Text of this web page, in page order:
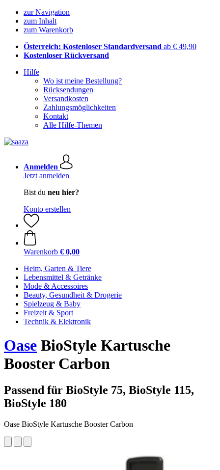
zur Navigation
zum Inhalt
zum Warenkorb
Österreich: Kostenloser Standardversand ab € 49,90
Kostenloser Rückversand
Hilfe
Wo ist meine Bestellung?
Rücksendungen
Versandkosten
Zahlungsmöglichkeiten
Kontakt
Alle Hilfe-Themen
Anmelden
Jetzt anmelden
Bist du neu hier?
Konto erstellen
Warenkorb € 0,00
Heim, Garten & Tiere
Lebensmittel & Getränke
Mode & Accessoires
Beauty, Gesundheit & Drogerie
Spielzeug & Baby
Freizeit & Sport
Technik & Elektronik
Oase BioStyle Kartusche
Booster Carbon
Passend für BioStyle 75, BioStyle 115,
BioStyle 180
Oase BioStyle Kartusche Booster Carbon